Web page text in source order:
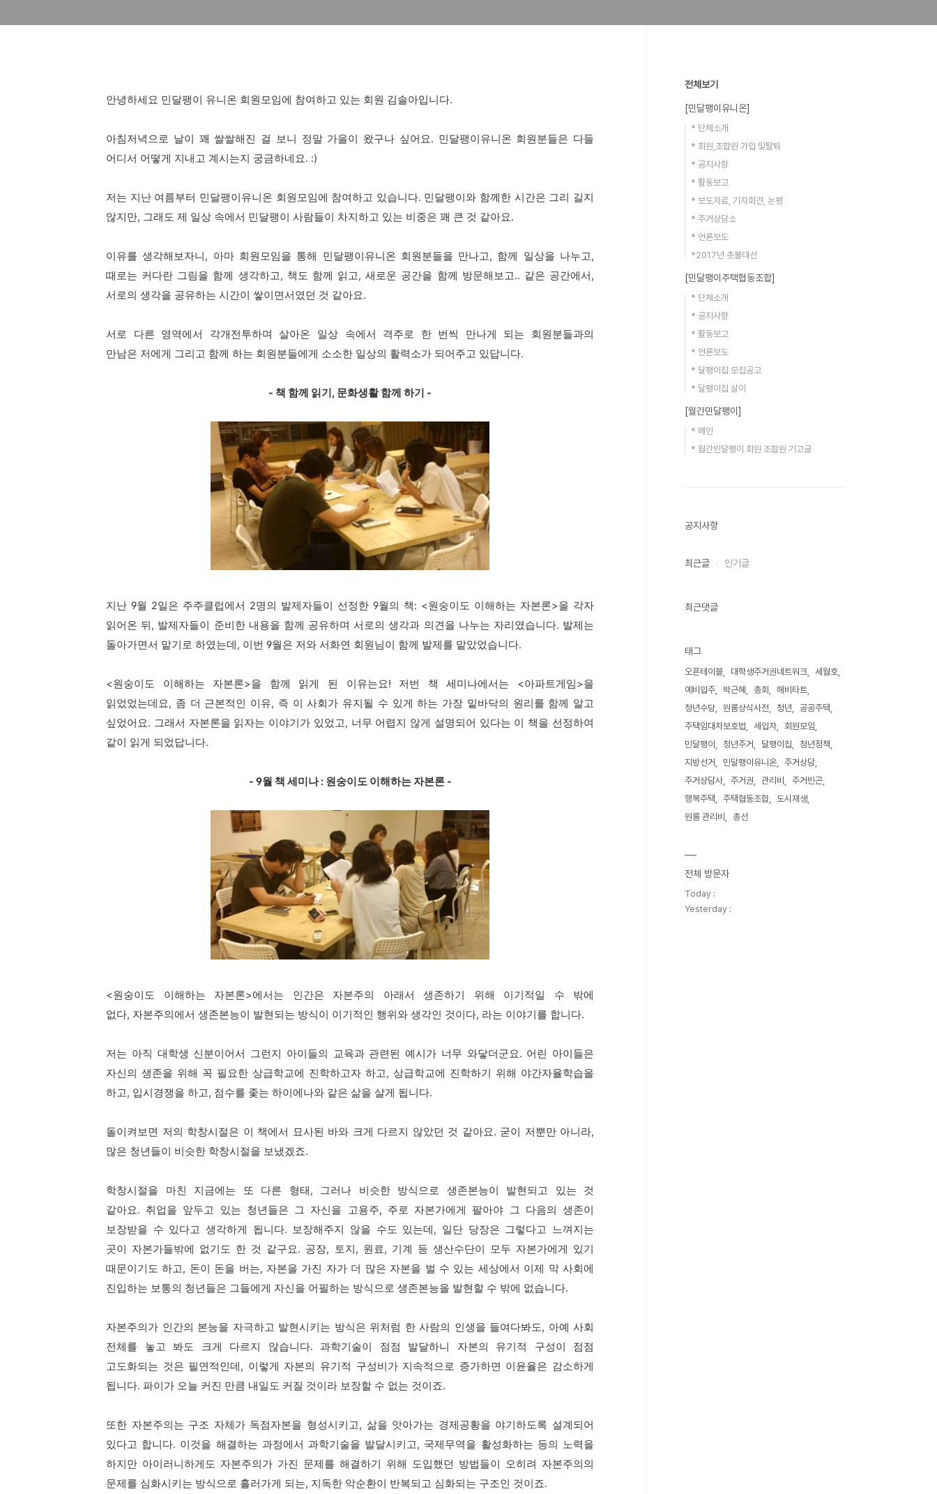
안녕하세요 민달팽이 유니온 회원모임에 참여하고 있는 회원 김솔아입니다.
아침저녁으로 날이 꽤 쌀쌀해진 걸 보니 정말 가을이 왔구나 싶어요. 민달팽이유니온 회원분들은 다들
어디서 어떻게 지내고 계시는지 궁금하네요. :)
저는 지난 여름부터 민달팽이유니온 회원모임에 참여하고 있습니다. 민달팽이와 함께한 시간은 그리 길지
않지만, 그래도 제 일상 속에서 민달팽이 사람들이 차지하고 있는 비중은 꽤 큰 것 같아요.
이유를 생각해보자니, 아마 회원모임을 통해 민달팽이유니온 회원분들을 만나고, 함께 일상을 나누고,
때로는 커다란 그림을 함께 생각하고, 책도 함께 읽고, 새로운 공간을 함께 방문해보고.. 같은 공간에서,
서로의 생각을 공유하는 시간이 쌓이면서였던 것 같아요.
서로 다른 영역에서 각개전투하며 살아온 일상 속에서 격주로 한 번씩 만나게 되는 회원분들과의
만남은 저에게 그리고 함께 하는 회원분들에게 소소한 일상의 활력소가 되어주고 있답니다.
- 책 함께 읽기, 문화생활 함께 하기 -
지난 9월 2일은 주주클럽에서 2명의 발제자들이 선정한 9월의 책: <원숭이도 이해하는 자본론>을 각자
읽어온 뒤, 발제자들이 준비한 내용을 함께 공유하며 서로의 생각과 의견을 나누는 자리였습니다. 발제는
돌아가면서 맡기로 하였는데, 이번 9월은 저와 서화연 회원님이 함께 발제를 맡았었습니다.
<원숭이도 이해하는 자본론>을 함께 읽게 된 이유는요! 저번 책 세미나에서는 <아파트게임>을
읽었었는데요, 좀 더 근본적인 이유, 즉 이 사회가 유지될 수 있게 하는 가장 밑바닥의 원리를 함께 알고
싶었어요. 그래서 자본론을 읽자는 이야기가 있었고, 너무 어렵지 않게 설명되어 있다는 이 책을 선정하여
같이 읽게 되었답니다.
- 9월 책 세미나 : 원숭이도 이해하는 자본론 -
<원숭이도 이해하는 자본론>에서는 인간은 자본주의 아래서 생존하기 위해 이기적일 수 밖에
없다, 자본주의에서 생존본능이 발현되는 방식이 이기적인 행위와 생각인 것이다, 라는 이야기를 합니다.
저는 아직 대학생 신분이어서 그런지 아이들의 교육과 관련된 예시가 너무 와닿더군요. 어린 아이들은
자신의 생존을 위해 꼭 필요한 상급학교에 진학하고자 하고, 상급학교에 진학하기 위해 야간자율학습을
하고, 입시경쟁을 하고, 점수를 좇는 하이에나와 같은 삶을 살게 됩니다.
돌이켜보면 저의 학창시절은 이 책에서 묘사된 바와 크게 다르지 않았던 것 같아요. 굳이 저뿐만 아니라,
많은 청년들이 비슷한 학창시절을 보냈겠죠.
학창시절을 마친 지금에는 또 다른 형태, 그러나 비슷한 방식으로 생존본능이 발현되고 있는 것
같아요. 취업을 앞두고 있는 청년들은 그 자신을 고용주, 주로 자본가에게 팔아야 그 다음의 생존이
보장받을 수 있다고 생각하게 됩니다. 보장해주지 않을 수도 있는데, 일단 당장은 그렇다고 느껴지는
곳이 자본가들밖에 없기도 한 것 같구요. 공장, 토지, 원료, 기계 등 생산수단이 모두 자본가에게 있기
때문이기도 하고, 돈이 돈을 버는, 자본을 가진 자가 더 많은 자본을 벌 수 있는 세상에서 이제 막 사회에
진입하는 보통의 청년들은 그들에게 자신을 어필하는 방식으로 생존본능을 발현할 수 밖에 없습니다.
자본주의가 인간의 본능을 자극하고 발현시키는 방식은 위처럼 한 사람의 인생을 들여다봐도, 아예 사회
전체를 놓고 봐도 크게 다르지 않습니다. 과학기술이 점점 발달하니 자본의 유기적 구성이 점점
고도화되는 것은 필연적인데, 이렇게 자본의 유기적 구성비가 지속적으로 증가하면 이윤율은 감소하게
됩니다. 파이가 오늘 커진 만큼 내일도 커질 것이라 보장할 수 없는 것이죠.
또한 자본주의는 구조 자체가 독점자본을 형성시키고, 삶을 앗아가는 경제공황을 야기하도록 설계되어
있다고 합니다. 이것을 해결하는 과정에서 과학기술을 발달시키고, 국제무역을 활성화하는 등의 노력을
하지만 아이러니하게도 자본주의가 가진 문제를 해결하기 위해 도입했던 방법들이 오히려 자본주의의
문제를 심화시키는 방식으로 흘러가게 되는, 지독한 악순환이 반복되고 심화되는 구조인 것이죠.
전체보기
[민달팽이유니온]
* 단체소개
* 회원,조합원 가입 및탈퇴
* 공지사항
* 활동보고
* 보도자료, 기자회견, 논평
* 주거상담소
* 언론보도
*2017년 촛불대선
[민달팽이주택협동조합]
* 단체소개
* 공지사항
* 활동보고
* 언론보도
* 달팽이집 모집공고
* 달팽이집 살이
[월간민달팽이]
* 메인
* 월간민달팽이 회원 조합원 기고글
공지사항
최근글 인기글
최근댓글
태그
오픈테이블 대학생주거권네트워크
세월호
예비입주
박근혜 총회
해비타트
청년수당
원룸상식사전 청년
공공주택
주택임대차보호법
세입자
회원모임
민달팽이
청년주거 달팽이집
청년정책
지방선거
민달팽이유니온
주거상담
주거상담사
주거권 관리비
주거빈곤
행복주택
주택협동조합
도시재생
원룸 관리비
총선
전체 방문자
Today :
Yesterday :